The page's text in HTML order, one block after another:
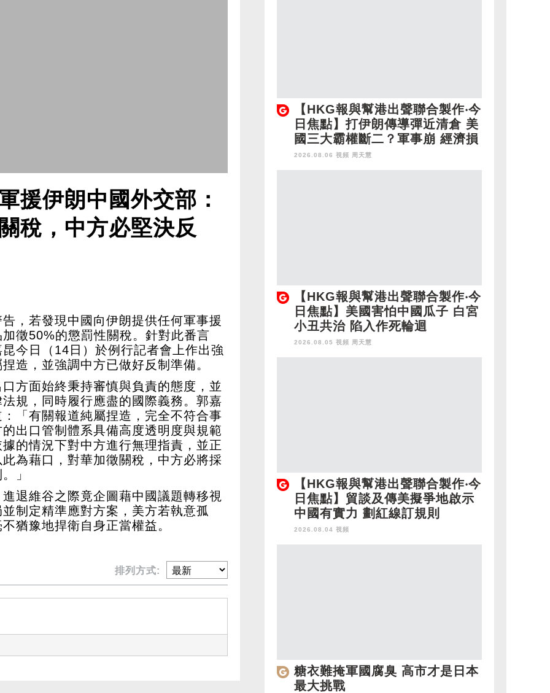
援伊朗中國外交部：
稅，中方必堅決反
，若發現中國向伊朗提供任何軍事援
徵50%的懲罰性關稅。針對此番言
今日（14日）於例行記者會上作出強
造，並強調中方已做好反制準備。
方面始終秉持審慎與負責的態度，並
規，同時履行應盡的國際義務。郭嘉
「有關報道純屬捏造，完全不符合事
出口管制體系具備高度透明度與規範
的情況下對中方進行無理指責，並正
為藉口，對華加徵關稅，中方必將採
」
退維谷之際竟企圖藉中國議題轉移視
制定精準應對方案，美方若執意孤
猶豫地捍衛自身正當權益。
排列方式:
【HKG報與幫港出聲聯合製作‧今
日焦點】打伊朗傳導彈近清倉 美
國三大霸權斷二？軍事崩 經濟損
2026.08.06 視頻 周天慧
【HKG報與幫港出聲聯合製作‧今
日焦點】美國害怕中國瓜子 白宮
小丑共治 陷入作死輪迴
2026.08.05 視頻 周天慧
【HKG報與幫港出聲聯合製作‧今
日焦點】貿談及傳美擬爭地啟示
中國有實力 劃紅線訂規則
2026.08.04 視頻
糖衣難掩軍國腐臭 高市才是日本
最大挑戰